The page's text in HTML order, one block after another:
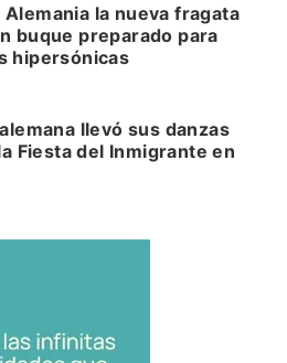
la nueva fragata
buque preparado para
hipersónicas
llevó sus danzas
Fiesta del Inmigrante en